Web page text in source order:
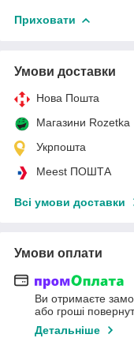
Приховати
Умови доставки
Нова Пошта
Магазини Rozetka
Укрпошта
Meest ПОШТА
Всі умови доставки
Умови оплати
Ви отримаєте
або гроші
Детальніше